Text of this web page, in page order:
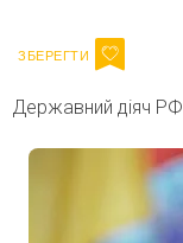
Державний діяч